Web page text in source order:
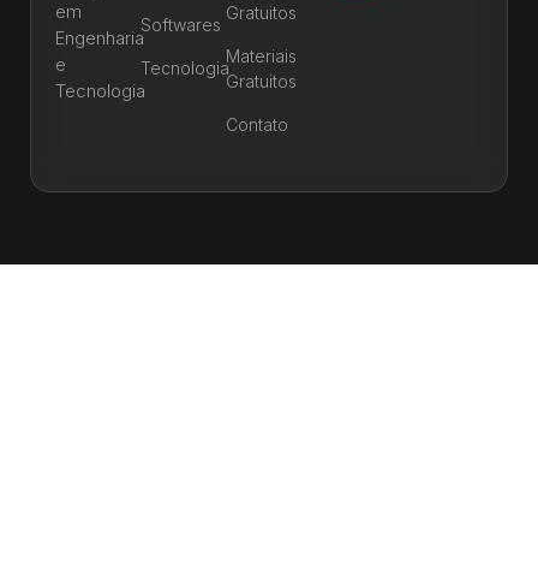
em
Engenharia
e
Tecnologia
Softwares
Tecnologia
Gratuitos
Materiais
Gratuitos
Contato